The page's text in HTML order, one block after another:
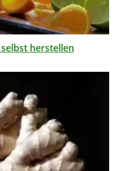
herstellen